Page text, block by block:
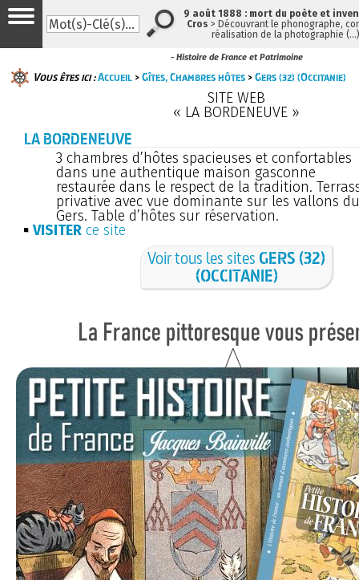
- Histoire de France et Patrimoine
Vous êtes ici :Accueil >Gîtes, Chambres hôtes >Gers (32) (Occitanie)
SITE WEB
« LA BORDENEUVE »
LA BORDENEUVE
3 chambres d’hôtes spacieuses et confortables
dans une authentique maison gasconne
restaurée dans le respect de la tradition.
privative avec vue dominante sur les vallons du
Gers. Table d’hôtes sur réservation.
VISITER ce site
Voir tous les sites GERS (32)
(OCCITANIE)
9 août 1888 : mort du poète et
Cros > Découvrant le phonographe,
réalisation de la photographie